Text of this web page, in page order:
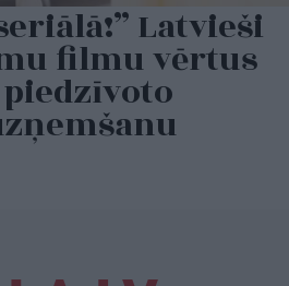
Latvieši
filmu vērtus